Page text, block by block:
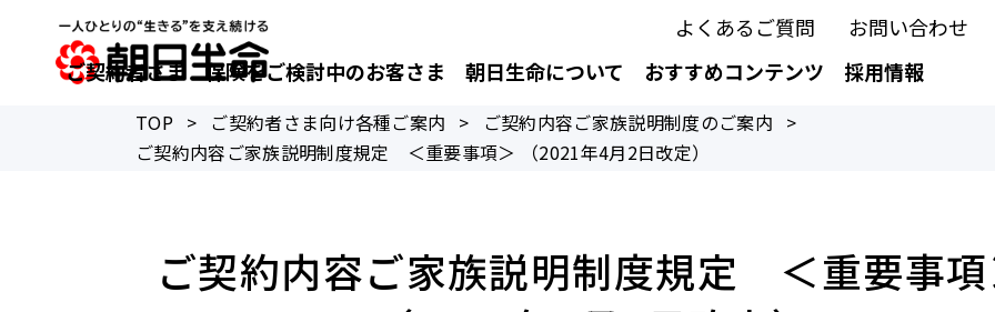
よくあるご質問
お問い合わせ
ご契約者さま
保険をご検討中のお客さま 朝日生命について おすすめコンテンツ 採用情報
TOP > ご契約者さま向け各種ご案内 > ご契約内容ご家族説明制度のご案内 >
ご契約内容ご家族説明制度規定 ＜重要事項＞ （2021年4月2日改定）
ご契約内容ご家族説明制度規定 ＜重要事